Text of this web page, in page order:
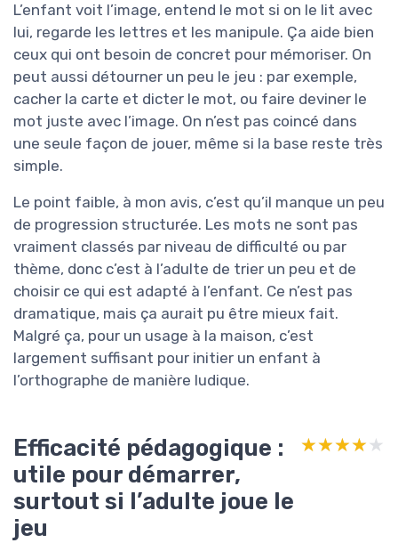
L’enfant voit l’image, entend le mot si on le lit avec
lui, regarde les lettres et les manipule. Ça aide bien
ceux qui ont besoin de concret pour mémoriser. On
peut aussi détourner un peu le jeu : par exemple,
cacher la carte et dicter le mot, ou faire deviner le
mot juste avec l’image. On n’est pas coincé dans
une seule façon de jouer, même si la base reste très
simple.
Le point faible, à mon avis, c’est qu’il manque un peu
de progression structurée. Les mots ne sont pas
vraiment classés par niveau de difficulté ou par
thème, donc c’est à l’adulte de trier un peu et de
choisir ce qui est adapté à l’enfant. Ce n’est pas
dramatique, mais ça aurait pu être mieux fait.
Malgré ça, pour un usage à la maison, c’est
largement suffisant pour initier un enfant à
l’orthographe de manière ludique.
Efficacité pédagogique :
utile pour démarrer,
surtout si l’adulte joue le
jeu
★★★★★
★★★★★